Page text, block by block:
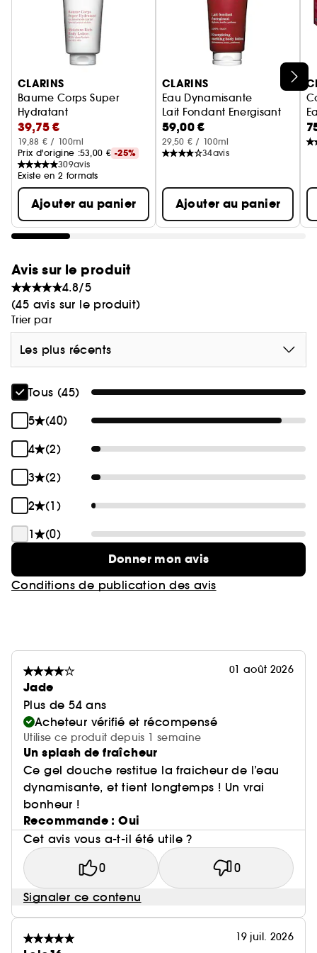
notes vivifiantes de l'Eau Dynamisante. Tous les
types de peau, y compris les peaux à tendance
sèche ou sensible.
Made in France : Fabriqué en France
Ignorer le carrousel produits
CLARINS
Baume Corps Super
Hydratant
Au beurre de karité
39,75 €
19,88 € / 100ml
Prix d'origine :53,00 € -25%
309avis
Existe en 2 formats
Ajouter au panier
CLARINS
Eau Dynamisante
Lait Fondant Energisant
59,00 €
29,50 € / 100ml
34avis
Ajouter au panier
Avis sur le produit
4.8/5
(45 avis sur le produit)
Trier par
Les plus récents
Tous (45)
5
(40)
4
(2)
3
(2)
2
(1)
1
(0)
Donner mon avis
Conditions de publication des avis
01 août 2026
Jade
Plus de 54 ans
Acheteur vérifié et récompensé
Utilise ce produit depuis 1 semaine
Un splash de fraîcheur
Ce gel douche restitue la fraicheur de l’eau
dynamisante, et tient longtemps ! Un vrai
bonheur !
Recommande : Oui
Cet avis vous a-t-il été utile ?
0 0
Signaler ce contenu
19 juil. 2026